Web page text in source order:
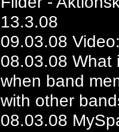
13.3.08
09.03.08
08.03.08 What
when band
with other
08.03.08